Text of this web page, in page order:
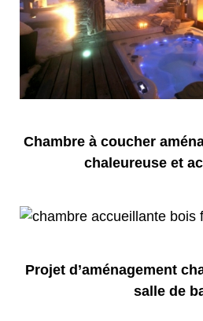
Chambre à coucher
chaleureuse et
Projet d’aménagement
salle de